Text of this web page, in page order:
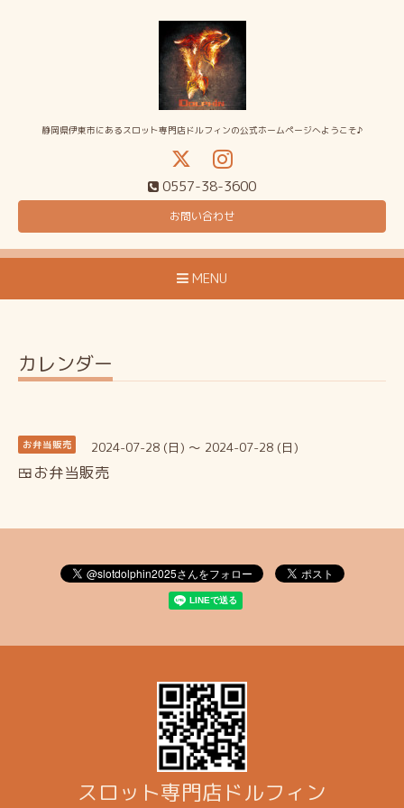
静岡県伊東市にあるスロット専門店ドルフィンの公式ホームページへようこそ♪
0557-38-3600
お問い合わせ
MENU
カレンダー
お弁当販売 2024-07-28 (日) ～ 2024-07-28 (日)
🍱お弁当販売
スロット専門店ドルフィン